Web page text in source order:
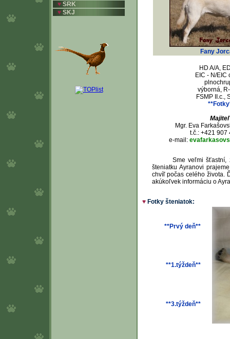
♥ SRK
♥ SKJ
Fany
HD A/A,
EIC - N/EIC
výborná,
FSMP II.c.,
Mgr. Eva
t.č.: +421 907
e-mail:
Sme veľmi šťastní, že
šteniatku Ayranovi
chvíľ počas celého života.
akúkoľvek informáciu o
♥Fotky šteniatok:
**Prvý deň**
**1.týždeň**
**3.týždeň**